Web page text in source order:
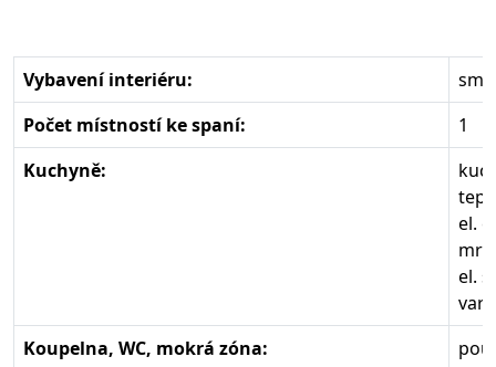
Vybavení interiéru:
Počet místností ke spaní:
1
Kuchyně:
el.
el.
Koupelna, WC, mokrá zóna: